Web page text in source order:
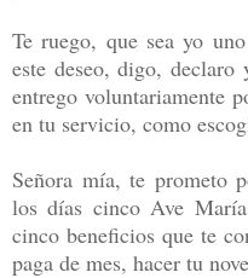
Te ruego, que sea yo
este deseo, digo,
entrego voluntariamente
en tu servicio, como
Señora mía, te prometo
los días cinco Ave
cinco beneficios que te
paga de mes, hacer tu